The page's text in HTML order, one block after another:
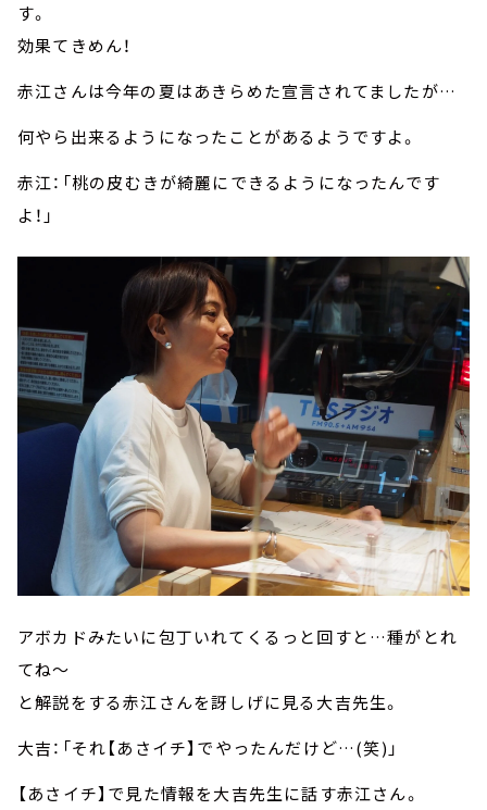
す。
効果てきめん！
赤江さんは今年の夏はあきらめた宣言されてましたが…
何やら出来るようになったことがあるようですよ。
赤江：「桃の皮むきが綺麗にできるようになったんです
よ！」
アボカドみたいに包丁いれてくるっと回すと…種がとれ
てね～
と解説をする赤江さんを訝しげに見る大吉先生。
大吉：「それ【あさイチ】でやったんだけど…(笑)」
【あさイチ】で見た情報を大吉先生に話す赤江さん。